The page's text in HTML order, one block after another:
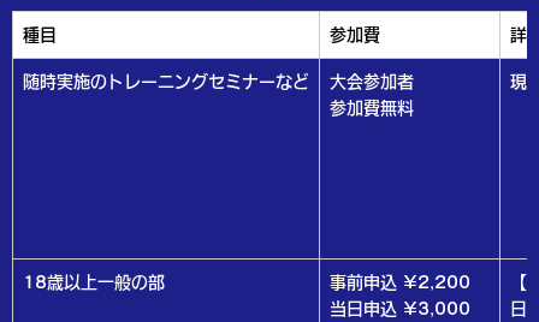
種目 参加費 詳
随時実施のトレーニングセミナーなど
大会参加者
参加費無料
現
18歳以上一般の部
事前申込 ¥2,200
当日申込 ¥3,000
【
日